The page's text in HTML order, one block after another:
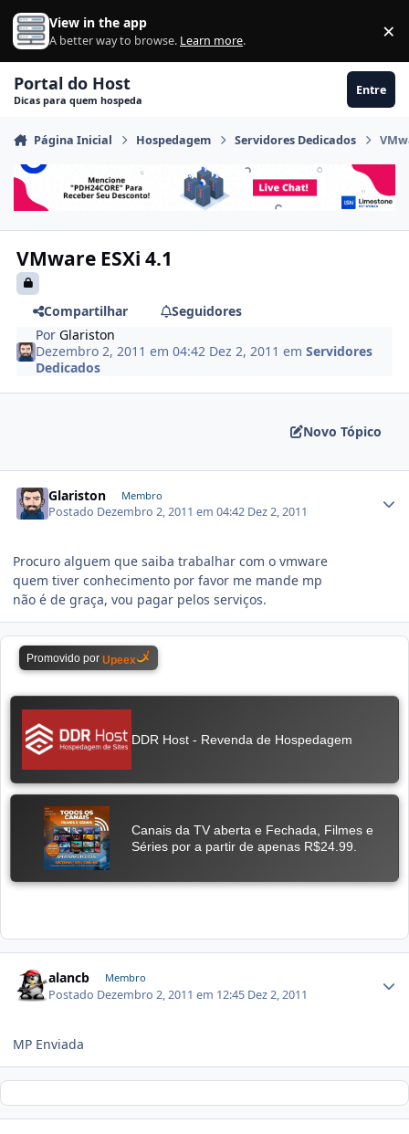
Ir para conteúdo
View in the app
A better way to browse. Learn more. ×
Portal do Host
Dicas para quem hospeda
Entre
Página Inicial Hospedagem Servidores Dedicados
VMware ESXi 4.1
Compartilhar
Seguidores
PorGlariston
Dezembro 2, 2011 em 04:42 Dez 2, 2011 emServidores
Dedicados
Novo Tópico
Glariston Membro
Postado Dezembro 2, 2011 em 04:42 Dez 2, 2011
Procuro alguem que saiba trabalhar com o vmware
quem tiver conhecimento por favor me mande mp
não é de graça, vou pagar pelos serviços.
alancb Membro
Postado Dezembro 2, 2011 em 12:45 Dez 2, 2011
MP Enviada